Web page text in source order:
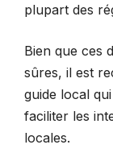
plupart des
Bien que ces
sûres, il est
guide local
faciliter les
locales.